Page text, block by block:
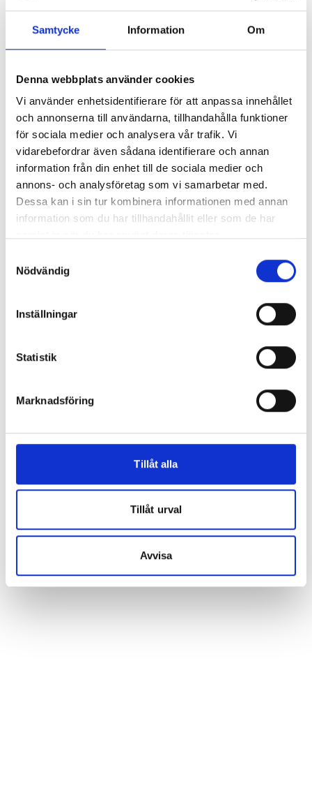
Samtycke Information Om
Denna webbplats använder cookies
Vi använder enhetsidentifierare för att anpassa innehållet
och annonserna till användarna, tillhandahålla funktioner
för sociala medier och analysera vår trafik. Vi
vidarebefordrar även sådana identifierare och annan
information från din enhet till de sociala medier och
annons- och analysföretag som vi samarbetar med.
Dessa kan i sin tur kombinera informationen med annan
information som du har tillhandahållit eller som de har
Nödvändig
Inställningar
Statistik
Marknadsföring
Tillåt alla
Tillåt urval
Avvisa
Dokument
Produktblad T-Wrap